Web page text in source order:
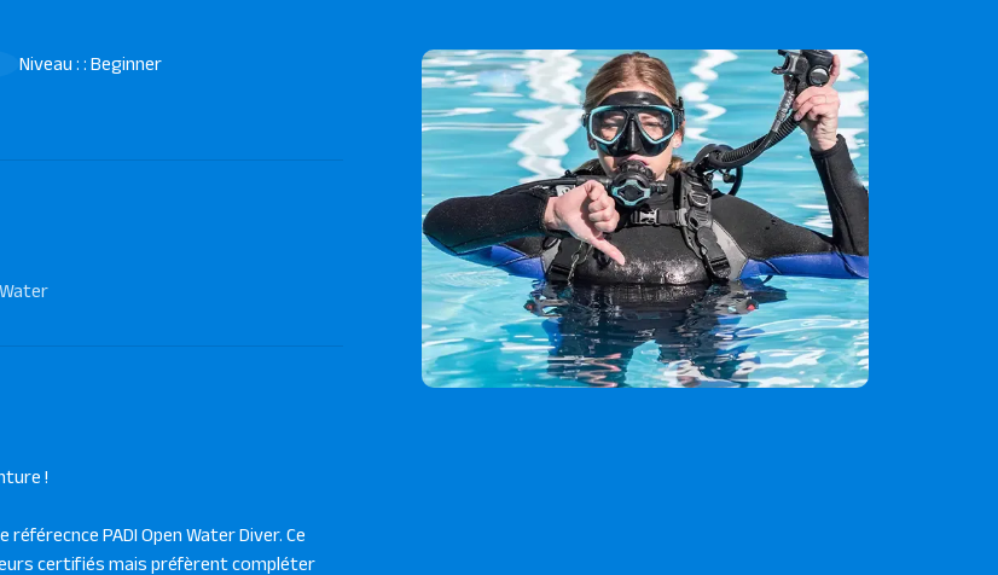
Niveau : : Beginner
!
PADI Open Water Diver. Ce
certifiés mais préfèrent compléter